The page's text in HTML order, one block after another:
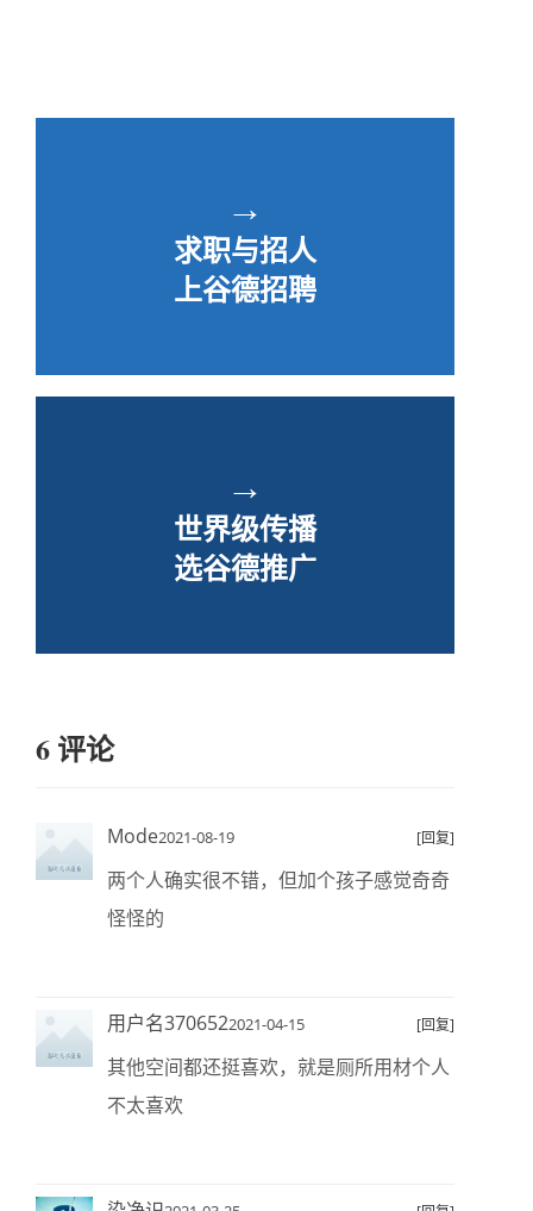
→
求职与招人
上谷德招聘
→
世界级传播
选谷德推广
6 评论
Mode2021-08-19 [回复]
两个人确实很不错，但加个孩子感觉奇奇
怪怪的
用户名3706522021-04-15 [回复]
其他空间都还挺喜欢，就是厕所用材个人
不太喜欢